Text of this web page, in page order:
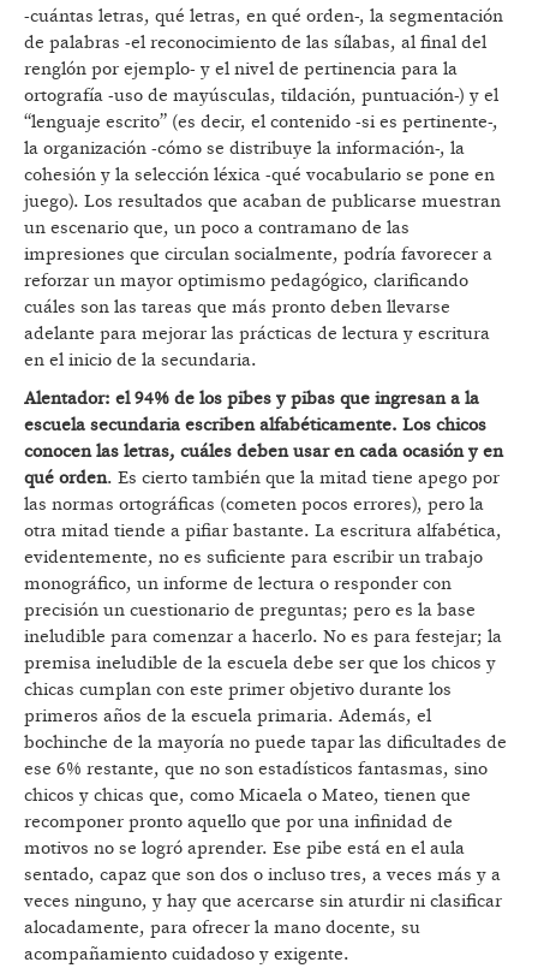
-cuántas letras, qué letras, en qué orden-, la segmentación
de palabras -el reconocimiento de las sílabas, al final del
renglón por ejemplo- y el nivel de pertinencia para la
ortografía -uso de mayúsculas, tildación, puntuación-) y el
“lenguaje escrito” (es decir, el contenido -si es pertinente-,
la organización -cómo se distribuye la información-, la
cohesión y la selección léxica -qué vocabulario se pone en
juego). Los resultados que acaban de publicarse muestran
un escenario que, un poco a contramano de las
impresiones que circulan socialmente, podría favorecer a
reforzar un mayor optimismo pedagógico, clarificando
cuáles son las tareas que más pronto deben llevarse
adelante para mejorar las prácticas de lectura y escritura
en el inicio de la secundaria.
Alentador: el 94% de los pibes y pibas que ingresan a la
escuela secundaria escriben alfabéticamente. Los chicos
conocen las letras, cuáles deben usar en cada ocasión y en
qué orden. Es cierto también que la mitad tiene apego por
las normas ortográficas (cometen pocos errores), pero la
otra mitad tiende a pifiar bastante. La escritura alfabética,
evidentemente, no es suficiente para escribir un trabajo
monográfico, un informe de lectura o responder con
precisión un cuestionario de preguntas; pero es la base
ineludible para comenzar a hacerlo. No es para festejar; la
premisa ineludible de la escuela debe ser que los chicos y
chicas cumplan con este primer objetivo durante los
primeros años de la escuela primaria. Además, el
bochinche de la mayoría no puede tapar las dificultades de
ese 6% restante, que no son estadísticos fantasmas, sino
chicos y chicas que, como Micaela o Mateo, tienen que
recomponer pronto aquello que por una infinidad de
motivos no se logró aprender. Ese pibe está en el aula
sentado, capaz que son dos o incluso tres, a veces más y a
veces ninguno, y hay que acercarse sin aturdir ni clasificar
alocadamente, para ofrecer la mano docente, su
acompañamiento cuidadoso y exigente.